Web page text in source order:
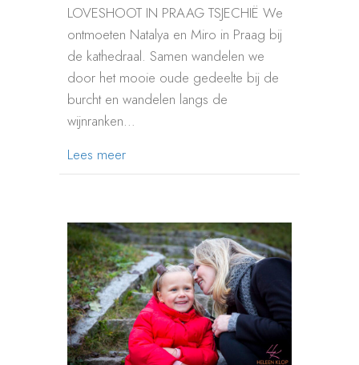
LOVESHOOT IN PRAAG TSJECHIË We
ontmoeten Natalya en Miro in Praag bij
de kathedraal. Samen wandelen we
door het mooie oude gedeelte bij de
burcht en wandelen langs de
wijnranken…
Lees meerabout LOVESHOOT PRAAG TSJECHIË